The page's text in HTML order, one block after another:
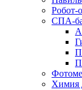
Робот-
СПА-
Химия